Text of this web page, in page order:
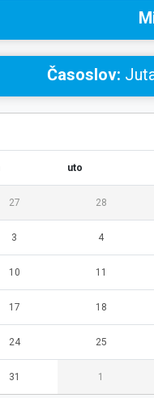
Časoslov:
uto
27 28
3 4
10 11
17 18
24 25
31 1